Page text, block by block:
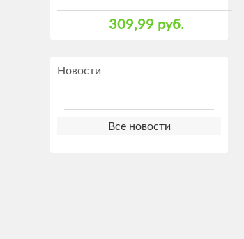
309,99 руб.
Новости
Все новости